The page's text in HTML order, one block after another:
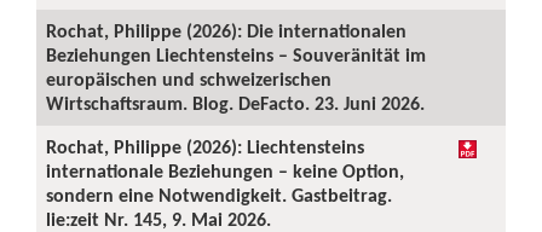
Rochat, Philippe (2026): Die internationalen
Beziehungen Liechtensteins – Souveränität im
europäischen und schweizerischen
Wirtschaftsraum. Blog. DeFacto. 23. Juni 2026.
Rochat, Philippe (2026): Liechtensteins
internationale Beziehungen – keine Option,
sondern eine Notwendigkeit. Gastbeitrag.
lie:zeit Nr. 145, 9. Mai 2026.